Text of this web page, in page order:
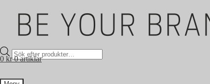
Products
search
0 kr 0 artiklar